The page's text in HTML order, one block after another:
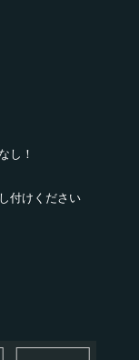
し！
付けください